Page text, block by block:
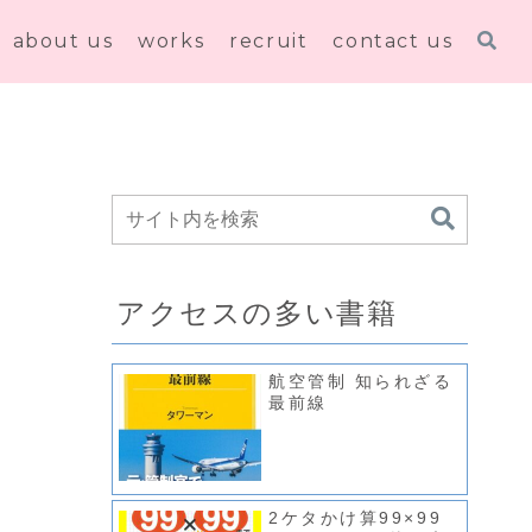
about us works recruit contact us
アクセスの多い書籍
航空管制 知られざる
最前線
2ケタかけ算99×99